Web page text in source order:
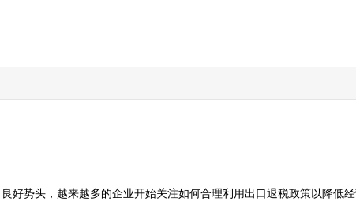
好势头，越来越多的企业开始关注如何合理利用出口退税政策以降低